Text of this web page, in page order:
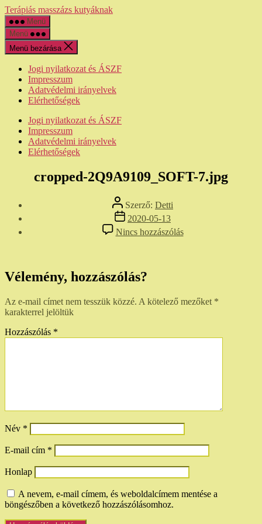
Ugrás
a
tartalomhoz
Terápiás masszázs kutyáknak
Menü
Menü
Menü bezárása
Jogi nyilatkozat és ÁSZF
Impresszum
Adatvédelmi irányelvek
Elérhetőségek
Jogi nyilatkozat és ÁSZF
Impresszum
Adatvédelmi irányelvek
Elérhetőségek
cropped-2Q9A9109_SOFT-7.jpg
Bejegyzés
szerzője
Szerző: Detti
Bejegyzés
dátuma
2020-05-13
Nincs hozzászólása(z)
cropped-
Vélemény, hozzászólás?
Az e-mail címet nem tesszük közzé. A kötelező mezőket *
karakterrel jelöltük
Hozzászólás *
Név *
E-mail cím *
Honlap
A nevem, e-mail címem, és weboldalcímem mentése a
böngészőben a következő hozzászólásomhoz.